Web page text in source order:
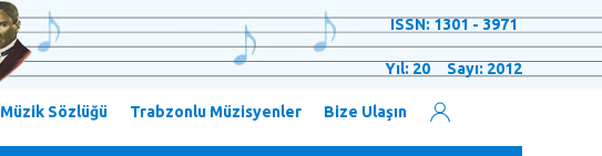
ISSN: 1301 - 3971
Yıl: 20 Sayı: 2012
Müzik Sözlüğü Trabzonlu Müzisyenler Bize Ulaşın